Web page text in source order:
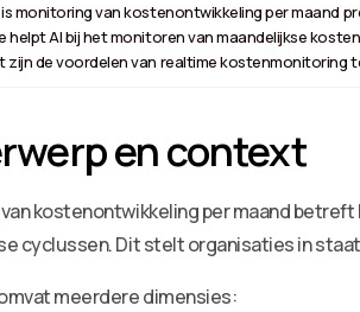
monitoring van kostenontwikkeling per maand
helpt AI bij het monitoren van maandelijkse
zijn de voordelen van realtime kostenmonitoring
en context
kostenontwikkeling per maand
cyclussen. Dit stelt organisaties in
meerdere dimensies: